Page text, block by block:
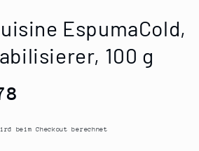
EspumaCold,
100 g
beim Checkout berechnet